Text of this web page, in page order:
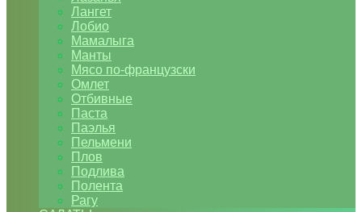
Лангет
Лобио
Мамалыга
Манты
Мясо по-французски
Омлет
Отбивные
Паста
Паэлья
Пельмени
Плов
Подлива
Полента
Рагу